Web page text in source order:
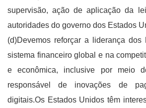
supervisão, ação de aplicação da
autoridades do governo dos Estados
(d)Devemos reforçar a liderança dos
sistema financeiro global e na
e econômica, inclusive por meio
responsável de inovações de
digitais.Os Estados Unidos têm